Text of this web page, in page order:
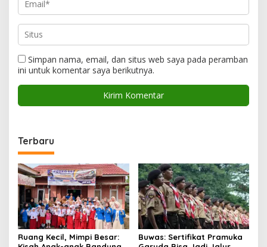
Simpan nama, email, dan situs web saya pada peramban
ini untuk komentar saya berikutnya.
Terbaru
Ruang Kecil, Mimpi Besar:
Buwas: Sertifikat Pramuka